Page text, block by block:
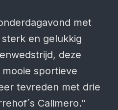
met
en gelukkig
deze
sportieve
tevreden met drie
Calimero.”